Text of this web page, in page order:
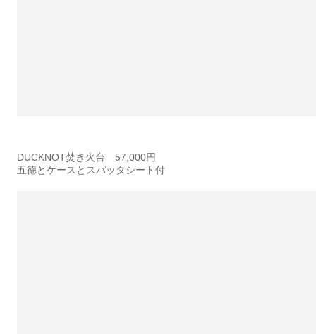
DUCKNOT焚き火台 57,000円
五徳とケースとスパッタシート付